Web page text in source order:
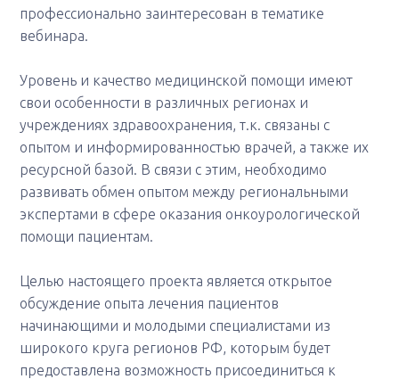
профессионально заинтересован в тематике
вебинара.
Уровень и качество медицинской помощи имеют
свои особенности в различных регионах и
учреждениях здравоохранения, т.к. связаны с
опытом и информированностью врачей, а также их
ресурсной базой. В связи с этим, необходимо
развивать обмен опытом между региональными
экспертами в сфере оказания онкоурологической
помощи пациентам.
Целью настоящего проекта является открытое
обсуждение опыта лечения пациентов
начинающими и молодыми специалистами из
широкого круга регионов РФ, которым будет
предоставлена возможность присоединиться к